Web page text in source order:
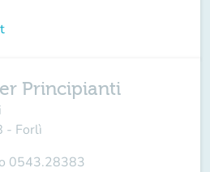
Principianti
- Forlì
0543.28383